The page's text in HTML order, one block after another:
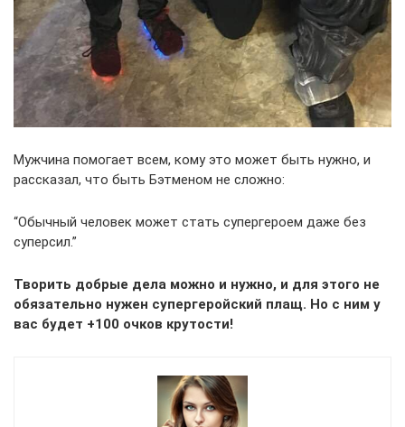
Мужчина помогает всем, кому это может быть нужно, и
рассказал, что быть Бэтменом не сложно:
“Обычный человек может стать супергероем даже без
суперсил.”
Творить добрые дела можно и нужно, и для этого не
обязательно нужен супергеройский плащ. Но с ним у
вас будет +100 очков крутости!